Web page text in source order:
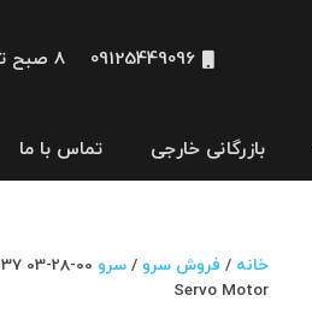
09125449096 8 صبح تا 10 شب
بازرگانی خارجی تماس با ما
خانه / فروش سرو / سرو KOLLMORGEN 03-28-00
Servo Motor